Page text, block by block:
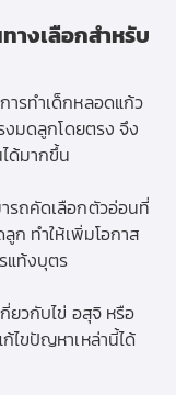
างเลือกสำหรับ
รทำเด็กหลอดแก้ว
งมดลูกโดยตรง จึง
ด้มากขึ้น
ถคัดเลือกตัวอ่อนที่
ก ทำให้เพิ่มโอกาส
แท้งบุตร
วกับไข่ อสุจิ หรือ
ไขปัญหาเหล่านี้ได้